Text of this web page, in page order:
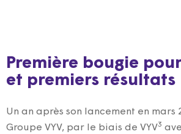
Première bougie
et premiers résultats
Un an après son lancement en mars
Groupe VYV, par le biais de VYV3